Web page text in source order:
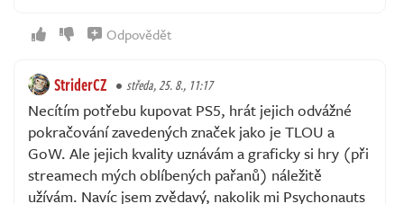
Odpovědět
StriderCZ středa, 25. 8., 11:17
Necítím potřebu kupovat PS5, hrát jejich odvážné
pokračování zavedených značek jako je TLOU a
GoW. Ale jejich kvality uznávám a graficky si hry (při
streamech mých oblíbených pařanů) náležitě
užívám. Navíc jsem zvědavý, nakolik mi Psychonauts